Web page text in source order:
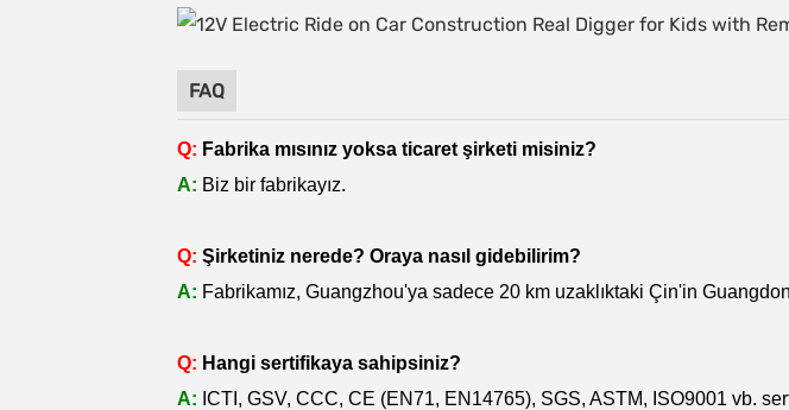
FAQ
Q: Fabrika mısınız yoksa ticaret şirketi misiniz?
A: Biz bir fabrikayız.
Q:Şirketiniz nerede? Oraya nasıl gidebilirim?
A: Fabrikamız, Guangzhou'ya sadece 20 km uzaklıktaki Çin'in
Q: Hangi sertifikaya sahipsiniz?
A: ICTI, GSV, CCC, CE (EN71, EN14765), SGS, ASTM, ISO9001 vb.